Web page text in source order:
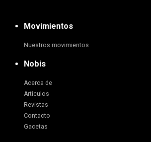
Movimientos
Nuestros movimientos
Nobis
Acerca de
Artículos
Revistas
Contacto
Gacetas